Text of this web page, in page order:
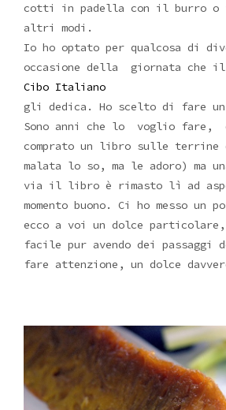
cotti in padella con il burro o
altri modi.
Io ho optato per qualcosa di
occasione della giornata che il
Cibo Italiano
gli dedica. Ho scelto di fare
Sono anni che lo voglio fare,
comprato un libro sulle terrine
malata lo so, ma le adoro) ma
via il libro è rimasto lì ad
momento buono. Ci ho messo un
ecco a voi un dolce
facile pur avendo dei
fare attenzione, un dolce